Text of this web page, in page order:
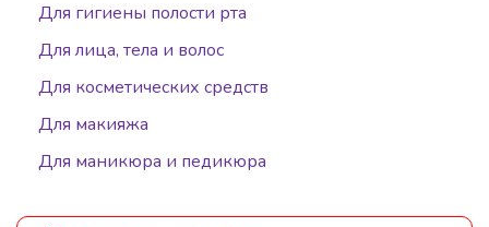
Для гигиены полости рта
Для лица, тела и волос
Для косметических средств
Для макияжа
Для маникюра и педикюра